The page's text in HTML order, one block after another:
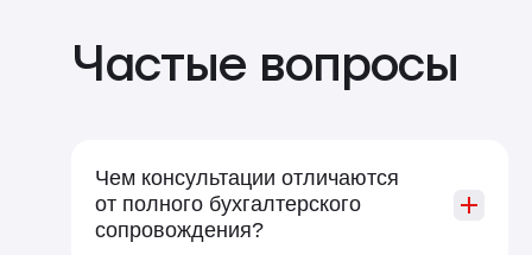
Частые вопросы
Чем консультации отличаются
от полного бухгалтерского
сопровождения?